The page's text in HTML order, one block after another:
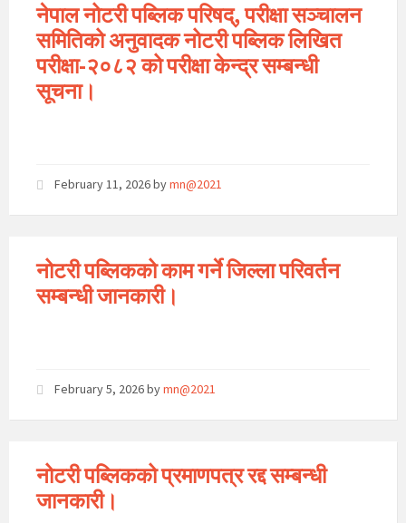
नेपाल नोटरी पब्लिक परिषद्, परीक्षा सञ्चालन
समितिको अनुवादक नोटरी पब्लिक लिखित
परीक्षा-२०८२ को परीक्षा केन्द्र सम्बन्धी
सूचना।
February 11, 2026bymn@2021
नोटरी पब्लिकको काम गर्ने जिल्ला परिवर्तन
सम्बन्धी जानकारी।
February 5, 2026bymn@2021
नोटरी पब्लिकको प्रमाणपत्र रद्द सम्बन्धी
जानकारी।